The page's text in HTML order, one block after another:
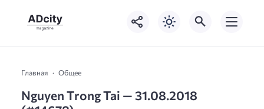
Главная Общее
Nguyen Trong Tai — 31.08.2018